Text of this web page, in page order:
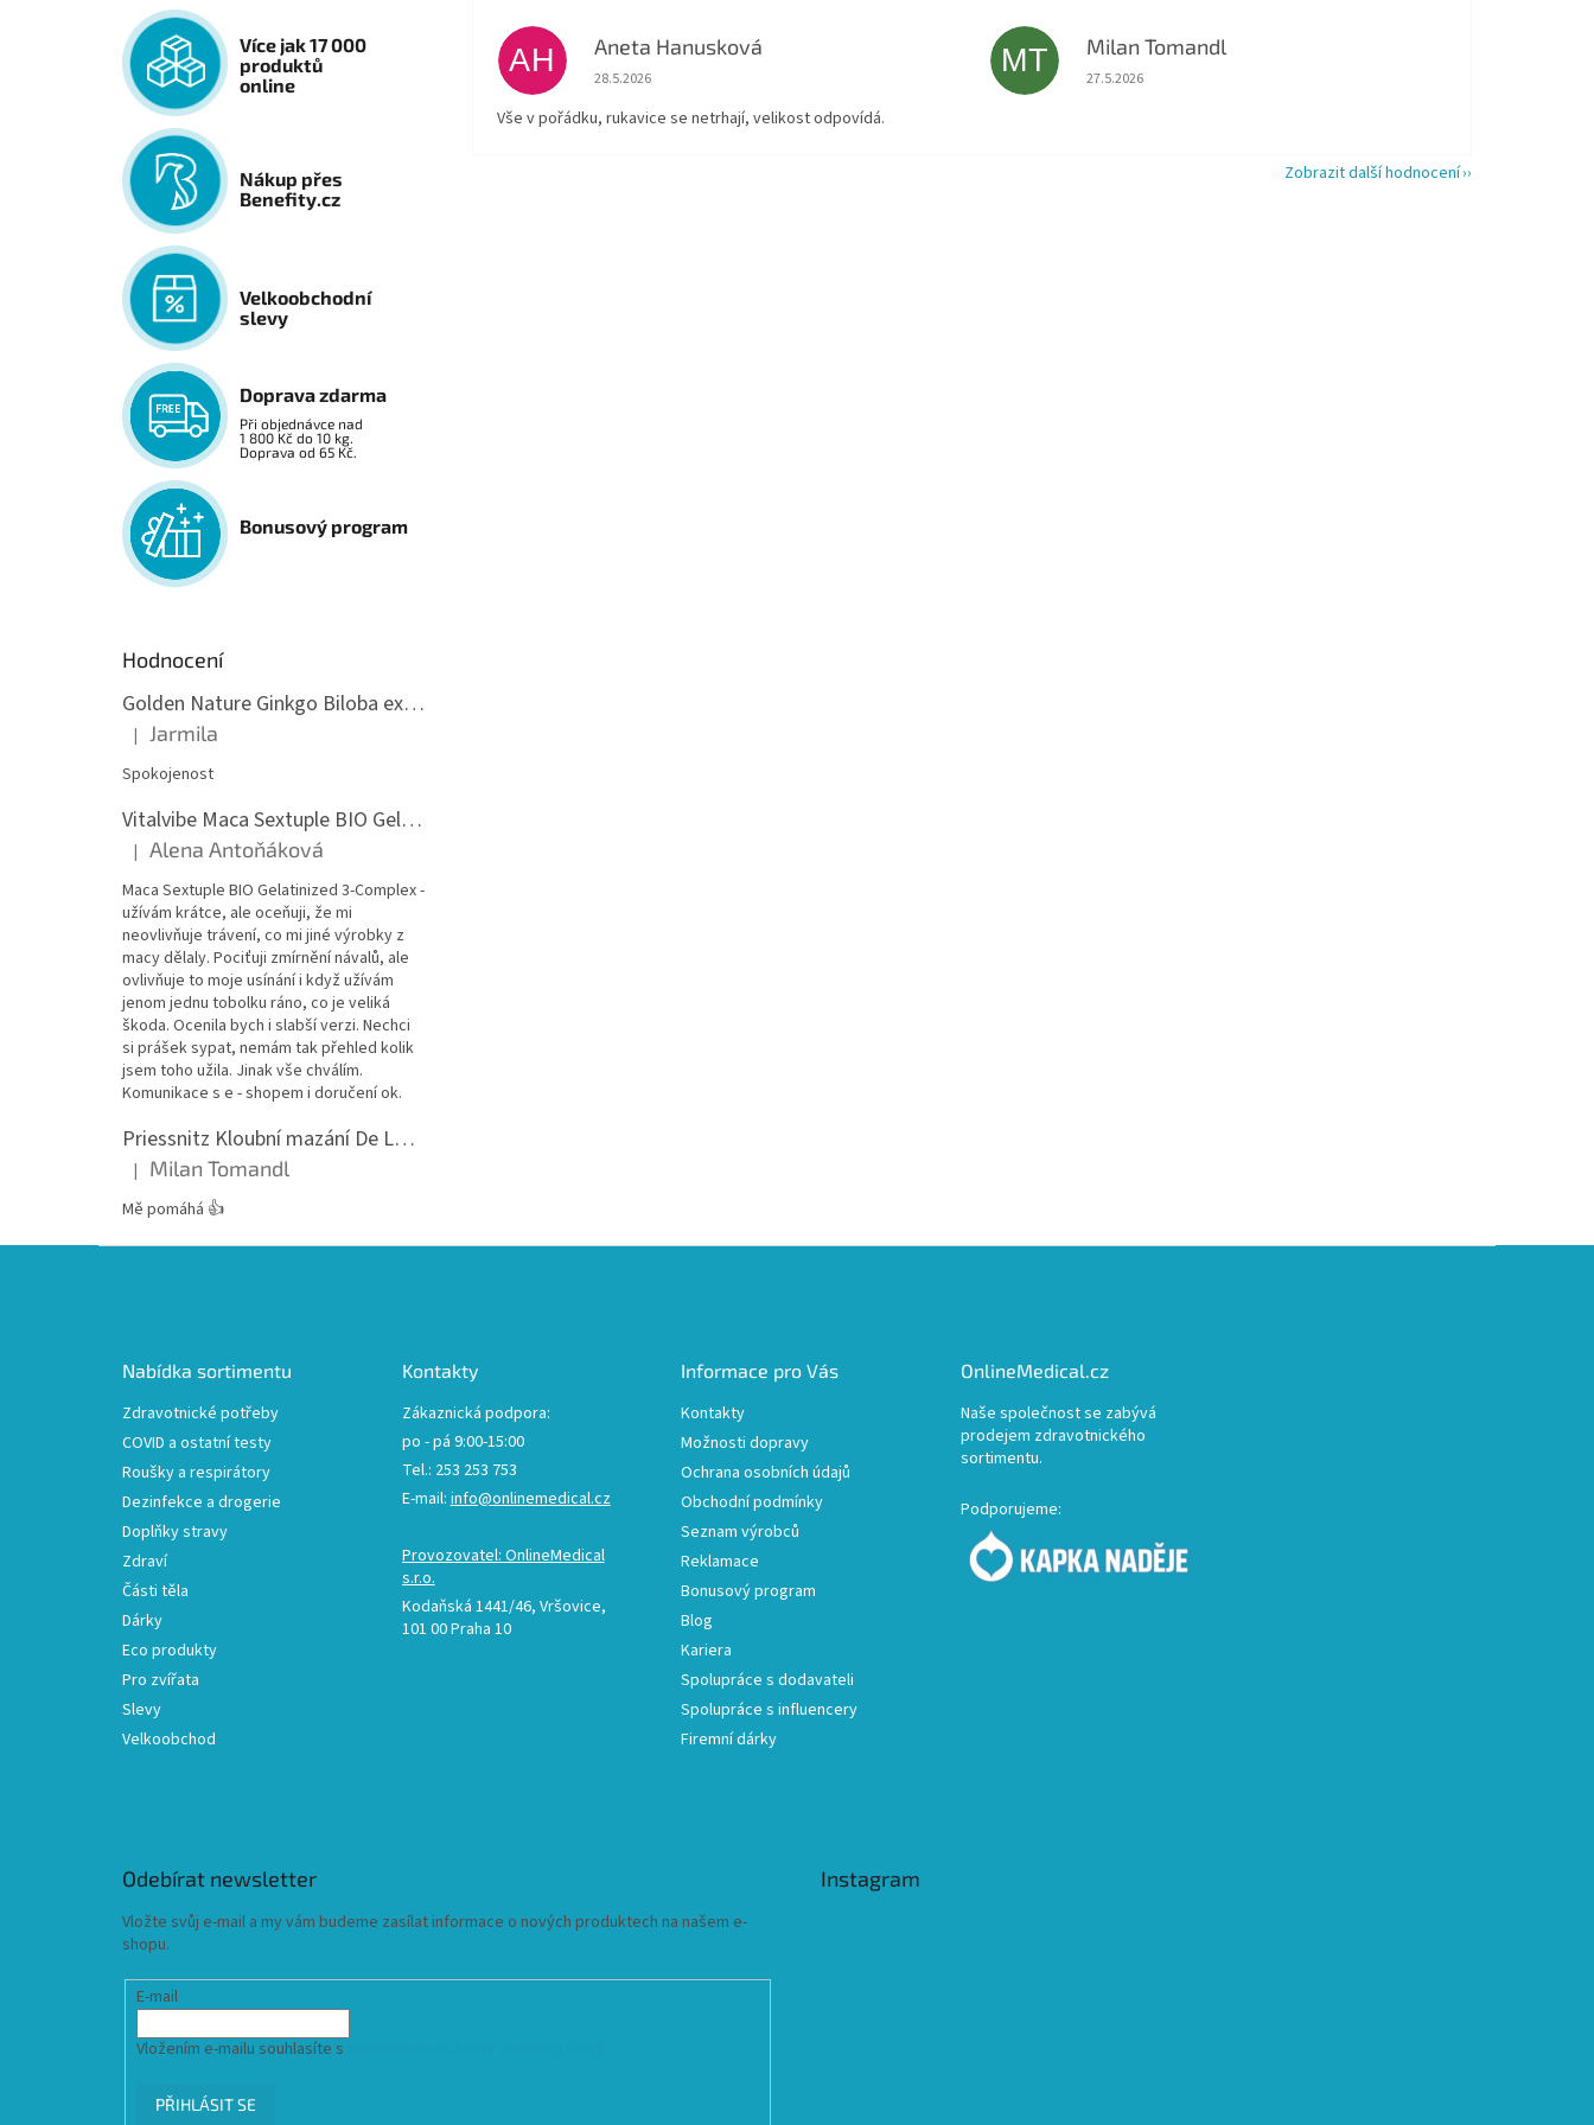
Více jak 17 000
produktů
online
Nákup přes
Benefity.cz
Velkoobchodní
slevy
Doprava zdarma
Při objednávce nad
1 800 Kč do 10 kg.
Doprava od 65 Kč.
Bonusový program
Hodnocení
Golden Nature Ginkgo Biloba extrakt 50:1 60mg, 100 kapslí
Hodnocení produktu je 5 z 5 hvězdiček.
| Jarmila
Spokojenost
Vitalvibe Maca Sextuple BIO Gelatinized 3-Complex, 60 kapslí
Hodnocení produktu je 5 z 5 hvězdiček.
| Alena Antoňáková
Maca Sextuple BIO Gelatinized 3-Complex -
užívám krátce, ale oceňuji, že mi
neovlivňuje trávení, co mi jiné výrobky z
macy dělaly. Pociťuji zmírnění návalů, ale
ovlivňuje to moje usínání i když užívám
jenom jednu tobolku ráno, co je veliká
škoda. Ocenila bych i slabší verzi. Nechci
si prášek sypat, nemám tak přehled kolik
jsem toho užila. Jinak vše chválím.
Komunikace s e - shopem i doručení ok.
Priessnitz Kloubní mazání De Luxe, 200ml
Hodnocení produktu je 5 z 5 hvězdiček.
| Milan Tomandl
Mě pomáhá 👍
AH Aneta Hanusková
Hodnocení obchodu je 5 z 5 hvězdiček.
28.5.2026
Vše v pořádku, rukavice se netrhají, velikost odpovídá.
MT Milan Tomandl
Hodnocení obchodu je 5 z 5 hvězdiček.
27.5.2026
Zobrazit další hodnocení
Nabídka sortimentu
Zdravotnické potřeby
COVID a ostatní testy
Roušky a respirátory
Dezinfekce a drogerie
Doplňky stravy
Zdraví
Části těla
Dárky
Eco produkty
Pro zvířata
Slevy
Velkoobchod
Kontakty
Zákaznická podpora:
po - pá 9:00-15:00
Tel.: 253 253 753
E-mail: info@onlinemedical.cz
Provozovatel: OnlineMedical
s.r.o.
Kodaňská 1441/46, Vršovice,
101 00 Praha 10
Informace pro Vás
Kontakty
Možnosti dopravy
Ochrana osobních údajů
Obchodní podmínky
Seznam výrobců
Reklamace
Bonusový program
Blog
Kariera
Spolupráce s dodavateli
Spolupráce s influencery
Firemní dárky
OnlineMedical.cz
Naše společnost se zabývá
prodejem zdravotnického
sortimentu.
Podporujeme:
Odebírat newsletter
Vložte svůj e-mail a my vám budeme zasílat informace o nových produktech na našem e-
shopu.
E-mail
Vložením e-mailu souhlasíte s
PŘIHLÁSIT SE
Instagram